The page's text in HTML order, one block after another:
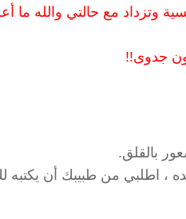
وتزداد مع حالتي والله
بالقلق.
، اطلبي من طبيبك أن يكتبه